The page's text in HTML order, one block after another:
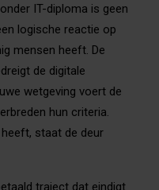
IT-diploma is geen
logische reactie op
mensen heeft. De
de digitale
wetgeving voert de
hun criteria.
staat de deur
traject dat eindigt